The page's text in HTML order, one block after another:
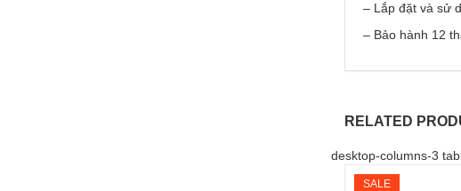
– Lắp đặt và sử
– Bảo hành 12
RELATED
desktop-columns-3
SALE